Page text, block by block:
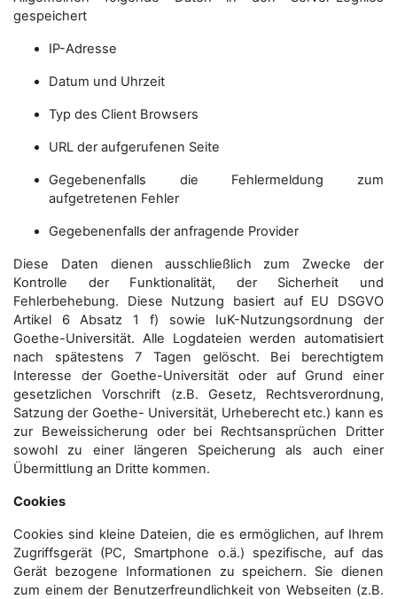
gespeichert
IP-Adresse
Datum und Uhrzeit
Typ des Client Browsers
URL der aufgerufenen Seite
Gegebenenfalls die Fehlermeldung zum
aufgetretenen Fehler
Gegebenenfalls der anfragende Provider
Diese Daten dienen ausschließlich zum Zwecke der
Kontrolle der Funktionalität, der Sicherheit und
Fehlerbehebung. Diese Nutzung basiert auf EU DSGVO
Artikel 6 Absatz 1 f) sowie IuK-Nutzungsordnung der
Goethe-Universität. Alle Logdateien werden auto­matisiert
nach spätestens 7 Tagen gelöscht. Bei berechtigtem
Interesse der Goethe-Universität oder auf Grund einer
gesetzlichen Vorschrift (z.B. Gesetz, Rechtsverordnung,
Satzung der Goethe- Universität, Urheberecht etc.) kann es
zur Beweissicherung oder bei Rechtsansprüchen Dritter
sowohl zu einer längeren Speicherung als auch einer
Übermittlung an Dritte kommen.
Cookies
Cookies sind kleine Dateien, die es ermöglichen, auf Ihrem
Zugriffsgerät (PC, Smartphone o.ä.) spezifische, auf das
Gerät bezogene Informationen zu speichern. Sie dienen
zum einem der Benutzerfreundlichkeit von Webseiten (z.B.